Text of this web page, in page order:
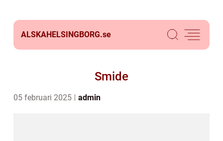
ALSKAHELSINGBORG.se
Smide
05 februari 2025 admin